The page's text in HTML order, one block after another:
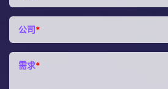
公司*
需求*